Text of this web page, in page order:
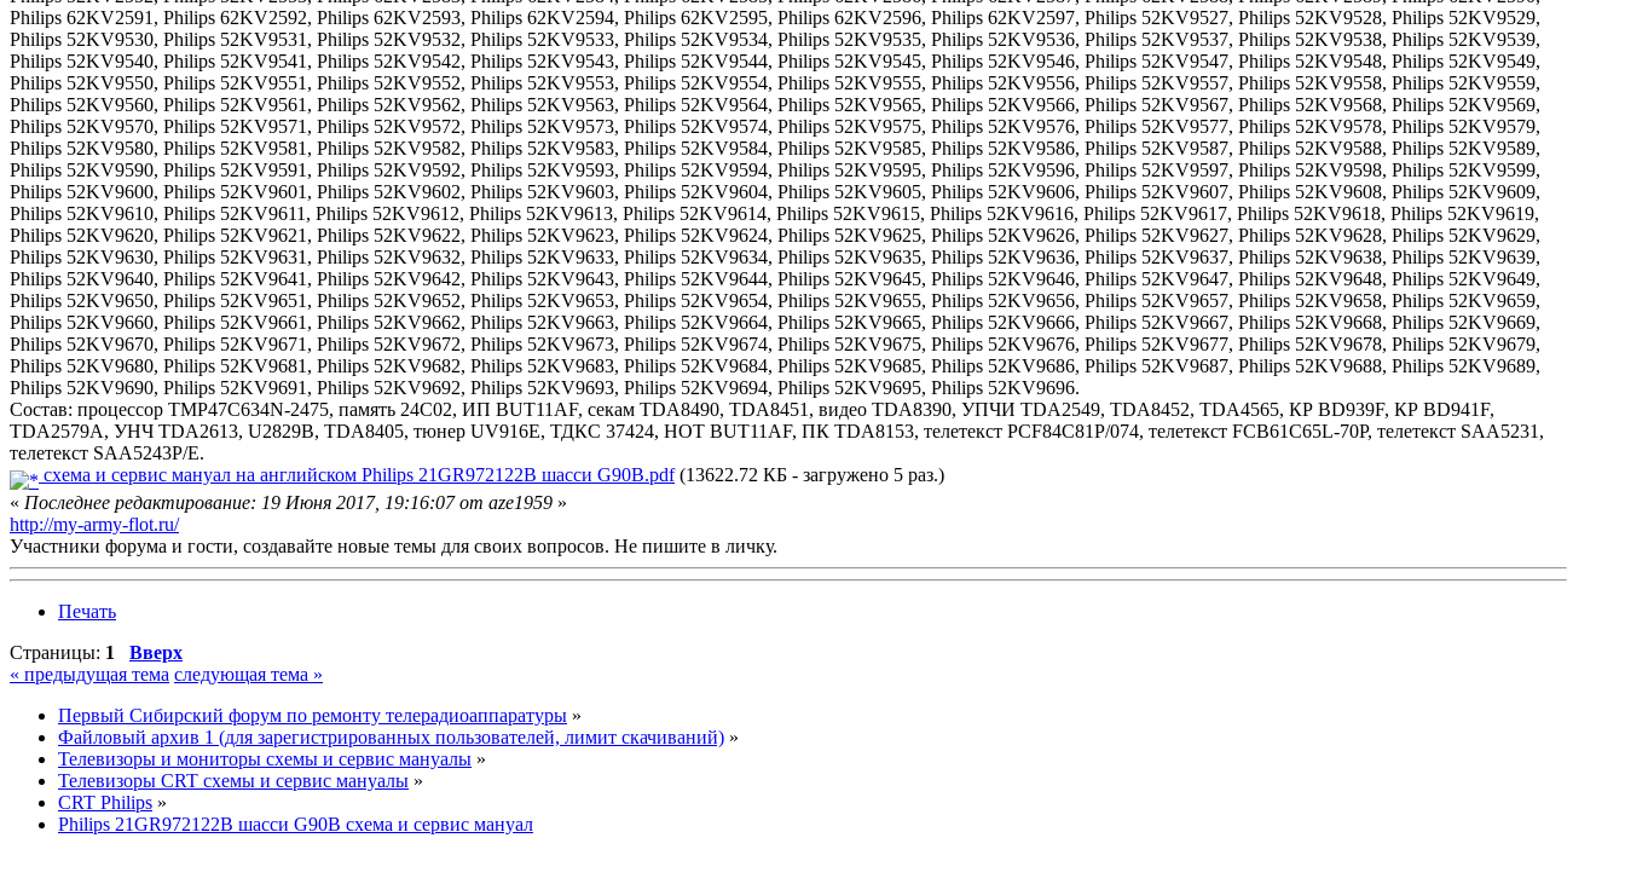
Philips 62KV2591, Philips 62KV2592, Philips 62KV2593, Philips 62KV2594, Philips 62KV2595, Philips 62KV2596, Philips 62KV2597, Philips 52KV9527, Philips 52KV9528, Philips 52KV9529,
Philips 52KV9530, Philips 52KV9531, Philips 52KV9532, Philips 52KV9533, Philips 52KV9534, Philips 52KV9535, Philips 52KV9536, Philips 52KV9537, Philips 52KV9538, Philips 52KV9539,
Philips 52KV9540, Philips 52KV9541, Philips 52KV9542, Philips 52KV9543, Philips 52KV9544, Philips 52KV9545, Philips 52KV9546, Philips 52KV9547, Philips 52KV9548, Philips 52KV9549,
Philips 52KV9550, Philips 52KV9551, Philips 52KV9552, Philips 52KV9553, Philips 52KV9554, Philips 52KV9555, Philips 52KV9556, Philips 52KV9557, Philips 52KV9558, Philips 52KV9559,
Philips 52KV9560, Philips 52KV9561, Philips 52KV9562, Philips 52KV9563, Philips 52KV9564, Philips 52KV9565, Philips 52KV9566, Philips 52KV9567, Philips 52KV9568, Philips 52KV9569,
Philips 52KV9570, Philips 52KV9571, Philips 52KV9572, Philips 52KV9573, Philips 52KV9574, Philips 52KV9575, Philips 52KV9576, Philips 52KV9577, Philips 52KV9578, Philips 52KV9579,
Philips 52KV9580, Philips 52KV9581, Philips 52KV9582, Philips 52KV9583, Philips 52KV9584, Philips 52KV9585, Philips 52KV9586, Philips 52KV9587, Philips 52KV9588, Philips 52KV9589,
Philips 52KV9590, Philips 52KV9591, Philips 52KV9592, Philips 52KV9593, Philips 52KV9594, Philips 52KV9595, Philips 52KV9596, Philips 52KV9597, Philips 52KV9598, Philips 52KV9599,
Philips 52KV9600, Philips 52KV9601, Philips 52KV9602, Philips 52KV9603, Philips 52KV9604, Philips 52KV9605, Philips 52KV9606, Philips 52KV9607, Philips 52KV9608, Philips 52KV9609,
Philips 52KV9610, Philips 52KV9611, Philips 52KV9612, Philips 52KV9613, Philips 52KV9614, Philips 52KV9615, Philips 52KV9616, Philips 52KV9617, Philips 52KV9618, Philips 52KV9619,
Philips 52KV9620, Philips 52KV9621, Philips 52KV9622, Philips 52KV9623, Philips 52KV9624, Philips 52KV9625, Philips 52KV9626, Philips 52KV9627, Philips 52KV9628, Philips 52KV9629,
Philips 52KV9630, Philips 52KV9631, Philips 52KV9632, Philips 52KV9633, Philips 52KV9634, Philips 52KV9635, Philips 52KV9636, Philips 52KV9637, Philips 52KV9638, Philips 52KV9639,
Philips 52KV9640, Philips 52KV9641, Philips 52KV9642, Philips 52KV9643, Philips 52KV9644, Philips 52KV9645, Philips 52KV9646, Philips 52KV9647, Philips 52KV9648, Philips 52KV9649,
Philips 52KV9650, Philips 52KV9651, Philips 52KV9652, Philips 52KV9653, Philips 52KV9654, Philips 52KV9655, Philips 52KV9656, Philips 52KV9657, Philips 52KV9658, Philips 52KV9659,
Philips 52KV9660, Philips 52KV9661, Philips 52KV9662, Philips 52KV9663, Philips 52KV9664, Philips 52KV9665, Philips 52KV9666, Philips 52KV9667, Philips 52KV9668, Philips 52KV9669,
Philips 52KV9670, Philips 52KV9671, Philips 52KV9672, Philips 52KV9673, Philips 52KV9674, Philips 52KV9675, Philips 52KV9676, Philips 52KV9677, Philips 52KV9678, Philips 52KV9679,
Philips 52KV9680, Philips 52KV9681, Philips 52KV9682, Philips 52KV9683, Philips 52KV9684, Philips 52KV9685, Philips 52KV9686, Philips 52KV9687, Philips 52KV9688, Philips 52KV9689,
Philips 52KV9690, Philips 52KV9691, Philips 52KV9692, Philips 52KV9693, Philips 52KV9694, Philips 52KV9695, Philips 52KV9696.
Состав: процессор TMP47C634N-2475, память 24C02, ИП BUT11AF, секам TDA8490, TDA8451, видео TDA8390, УПЧИ TDA2549, TDA8452, TDA4565, КР BD939F, КР BD941F,
TDA2579A, УНЧ TDA2613, U2829B, TDA8405, тюнер UV916E, ТДКС 37424, HOT BUT11AF, ПК TDA8153, телетекст PCF84C81P/074, телетекст FCB61C65L-70P, телетекст SAA5231,
телетекст SAA5243P/E.
схема и сервис мануал на английском Philips 21GR972122B шасси G90B.pdf(13622.72 КБ - загружено 5 раз.)
« Последнее редактирование: 19 Июня 2017, 19:16:07 от aze1959 »
http://my-army-flot.ru/
Участники форума и гости, создавайте новые темы для своих вопросов. Не пишите в личку.
Печать
Страницы: 1
Вверх
« предыдущая тема следующая тема »
Первый Сибирский форум по ремонту телерадиоаппаратуры »
Файловый архив 1 (для зарегистрированных пользователей, лимит скачиваний) »
Телевизоры и мониторы схемы и сервис мануалы »
Телевизоры CRT схемы и сервис мануалы »
CRT Philips »
Philips 21GR972122B шасси G90B схема и сервис мануал